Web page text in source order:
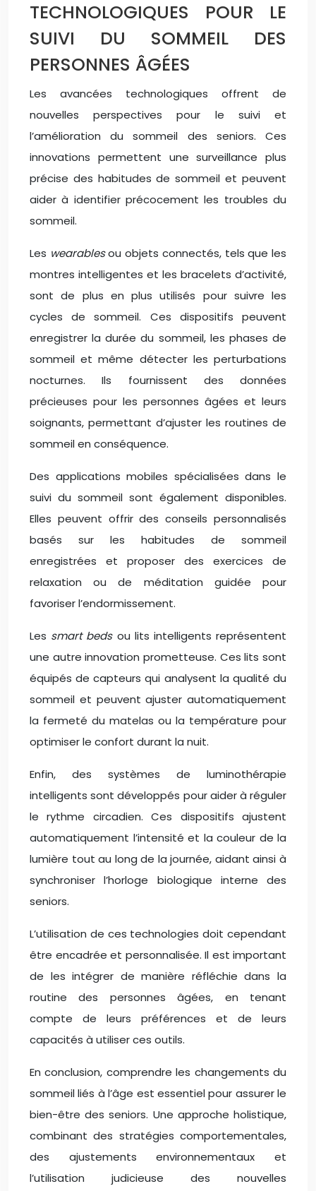
TECHNOLOGIQUES POUR LE
SUIVI DU SOMMEIL DES
PERSONNES ÂGÉES
Les avancées technologiques offrent de
nouvelles perspectives pour le suivi et
l’amélioration du sommeil des seniors. Ces
innovations permettent une surveillance plus
précise des habitudes de sommeil et peuvent
aider à identifier précocement les troubles du
sommeil.
Les wearablesou objets connectés, tels que les
montres intelligentes et les bracelets d’activité,
sont de plus en plus utilisés pour suivre les
cycles de sommeil. Ces dispositifs peuvent
enregistrer la durée du sommeil, les phases de
sommeil et même détecter les perturbations
nocturnes. Ils fournissent des données
précieuses pour les personnes âgées et leurs
soignants, permettant d’ajuster les routines de
sommeil en conséquence.
Des applications mobiles spécialisées dans le
suivi du sommeil sont également disponibles.
Elles peuvent offrir des conseils personnalisés
basés sur les habitudes de sommeil
enregistrées et proposer des exercices de
relaxation ou de méditation guidée pour
favoriser l’endormissement.
Les smart beds ou lits intelligents représentent
une autre innovation prometteuse. Ces lits sont
équipés de capteurs qui analysent la qualité du
sommeil et peuvent ajuster automatiquement
la fermeté du matelas ou la température pour
optimiser le confort durant la nuit.
Enfin, des systèmes de luminothérapie
intelligents sont développés pour aider à réguler
le rythme circadien. Ces dispositifs ajustent
automatiquement l’intensité et la couleur de la
lumière tout au long de la journée, aidant ainsi à
synchroniser l’horloge biologique interne des
seniors.
L’utilisation de ces technologies doit cependant
être encadrée et personnalisée. Il est important
de les intégrer de manière réfléchie dans la
routine des personnes âgées, en tenant
compte de leurs préférences et de leurs
capacités à utiliser ces outils.
En conclusion, comprendre les changements du
sommeil liés à l’âge est essentiel pour assurer le
bien-être des seniors. Une approche holistique,
combinant des stratégies comportementales,
des ajustements environnementaux et
l’utilisation judicieuse des nouvelles